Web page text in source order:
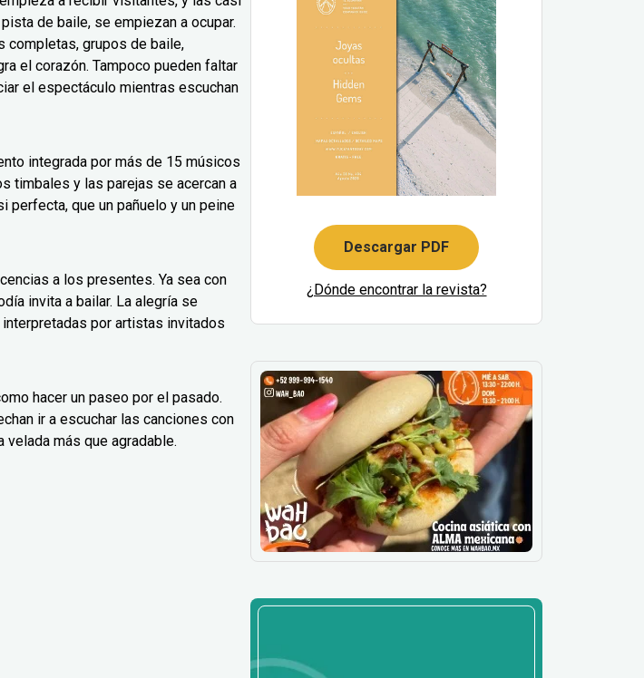
de baile, se empiezan a ocupar.
completas, grupos de baile,
el corazón. Tampoco pueden faltar
el espectáculo mientras escuchan
integrada por más de 15 músicos
timbales y las parejas se acercan a
perfecta, que un pañuelo y un peine
a los presentes. Ya sea con
invita a bailar. La alegría se
por artistas invitados
hacer un paseo por el pasado.
ir a escuchar las canciones con
velada más que agradable.
Descargar PDF
¿Dónde encontrar la revista?